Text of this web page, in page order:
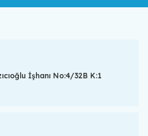
İşhanı No:4/32B K:1